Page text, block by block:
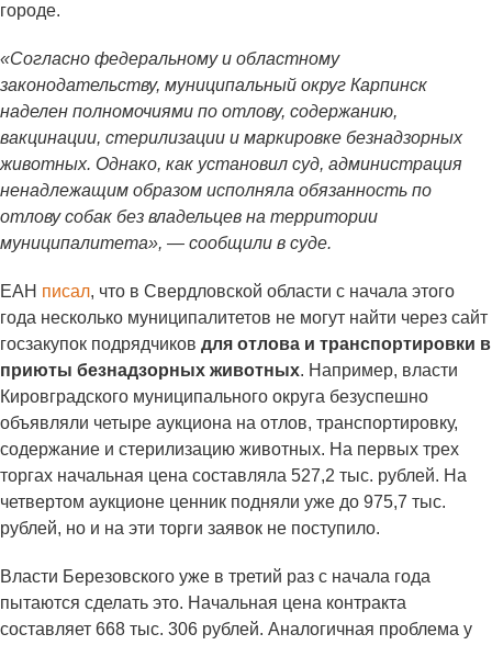
городе.
«Согласно федеральному и областному
законодательству, муниципальный округ Карпинск
наделен полномочиями по отлову, содержанию,
вакцинации, стерилизации и маркировке безнадзорных
животных. Однако, как установил суд, администрация
ненадлежащим образом исполняла обязанность по
отлову собак без владельцев на территории
муниципалитета», — сообщили в суде.
ЕАН писал, что в Свердловской области с начала этого
года несколько муниципалитетов не могут найти через сайт
госзакупок подрядчиков для отлова и транспортировки в
приюты безнадзорных животных. Например, власти
Кировградского муниципального округа безуспешно
объявляли четыре аукциона на отлов, транспортировку,
содержание и стерилизацию животных. На первых трех
торгах начальная цена составляла 527,2 тыс. рублей. На
четвертом аукционе ценник подняли уже до 975,7 тыс.
рублей, но и на эти торги заявок не поступило.
Власти Березовского уже в третий раз с начала года
пытаются сделать это. Начальная цена контракта
составляет 668 тыс. 306 рублей. Аналогичная проблема у